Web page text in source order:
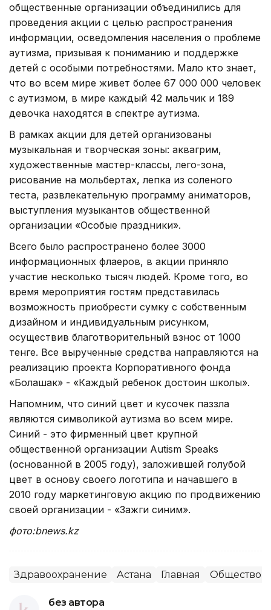
общественные организации объединились для
проведения акции с целью распространения
информации, осведомления населения о проблеме
аутизма, призывая к пониманию и поддержке
детей с особыми потребностями. Мало кто знает,
что во всем мире живет более 67 000 000 человек
с аутизмом, в мире каждый 42 мальчик и 189
девочка находятся в спектре аутизма.
В рамках акции для детей организованы
музыкальная и творческая зоны: аквагрим,
художественные мастер-классы, лего-зона,
рисование на мольбертах, лепка из соленого
теста, развлекательную программу аниматоров,
выступления музыкантов общественной
организации «Особые праздники».
Всего было распространено более 3000
информационных флаеров, в акции приняло
участие несколько тысяч людей. Кроме того, во
время мероприятия гостям представилась
возможность приобрести сумку с собственным
дизайном и индивидуальным рисунком,
осуществив благотворительный взнос от 1000
тенге. Все вырученные средства направляются на
реализацию проекта Корпоративного фонда
«Болашак» - «Каждый ребенок достоин школы».
Напомним, что синий цвет и кусочек паззла
являются символикой аутизма во всем мире.
Синий - это фирменный цвет крупной
общественной организации Autism Speaks
(основанной в 2005 году), заложившей голубой
цвет в основу своего логотипа и начавшего в
2010 году маркетинговую акцию по продвижению
своей организации - «Зажги синим».
фото:bnews.kz
Здравоохранение Астана Главная Общество
без автора